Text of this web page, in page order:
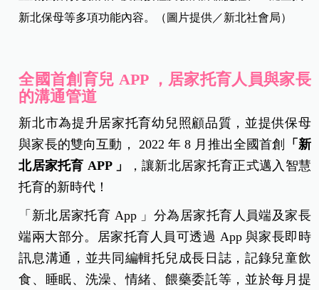
新北保母等多項功能內容。（圖片提供／新北社會局）
全國首創育兒 APP ，居家托育人員與家長
的溝通管道
新北市為提升居家托育幼兒照顧品質，並提供保母
與家長的雙向互動， 2022 年 8 月推出全國首創
「新
北居家托育 APP 」
，讓新北居家托育正式邁入智慧
托育的新時代！
「新北居家托育 App 」分為居家托育人員端及家長
端兩大部分。居家托育人員可透過 App 與家長即時
訊息溝通，並共同編輯托兒成長日誌，記錄兒童飲
食、睡眠、洗澡、情緒、餵藥委託等，並於每月提